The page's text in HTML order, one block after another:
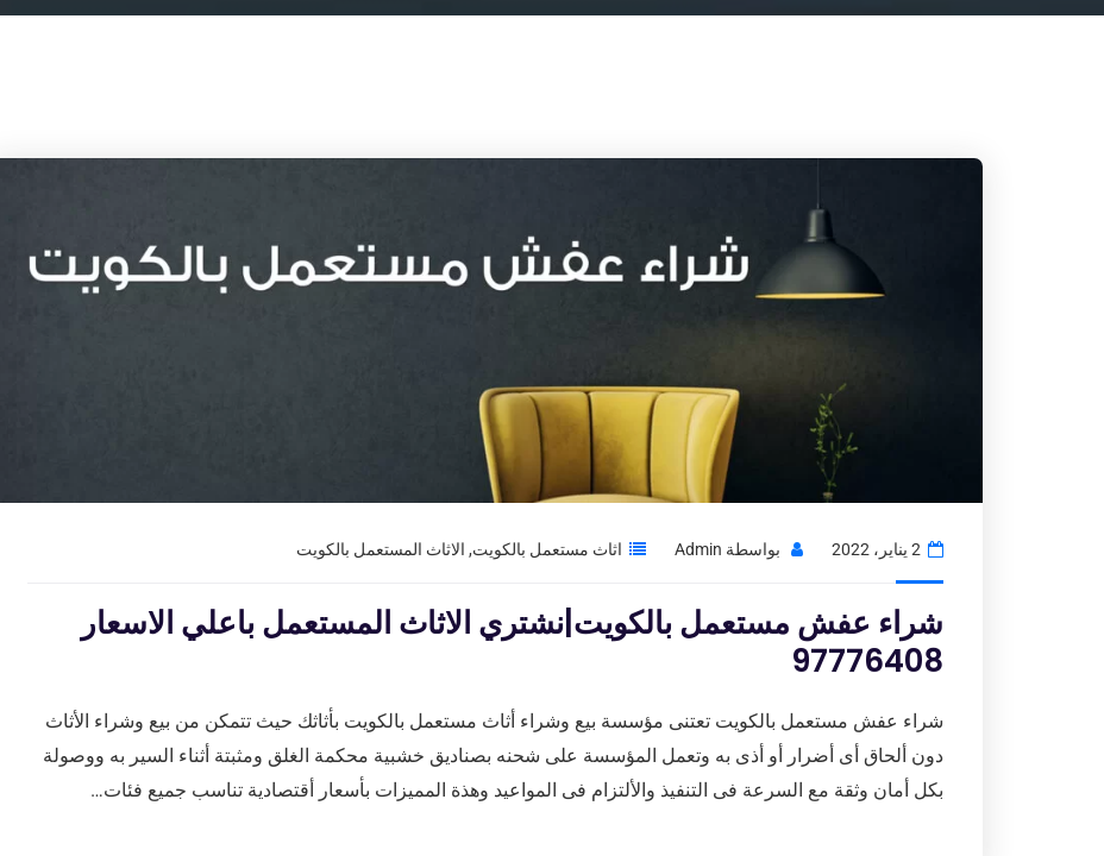
2 يناير، 2022 بواسطة Admin اثاث مستعمل بالكويت, الاثاث المستعمل بالكويت
شراء عفش مستعمل بالكويت|نشتري الاثاث المستعمل باعلي الاسعار
97776408
شراء عفش مستعمل بالكويت تعتنى مؤسسة بيع وشراء أثاث مستعمل بالكويت بأثاثك حيث تتمكن من بيع وشراء الأثاث
دون ألحاق أى أضرار أو أذى به وتعمل المؤسسة على شحنه بصناديق خشبية محكمة الغلق ومثبتة أثناء السير به ووصولة
بكل أمان وثقة مع السرعة فى التنفيذ والألتزام فى المواعيد وهذة المميزات بأسعار أقتصادية تناسب جميع فئات…